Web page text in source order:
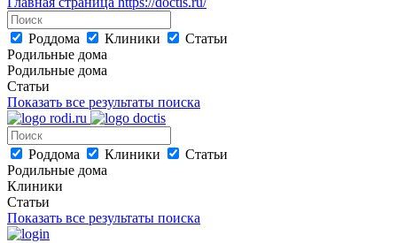
Роддома Клиники
Статьи
Родильные дома
Родильные дома
Статьи
Показать все результаты поиска
Роддома Клиники
Статьи
Родильные дома
Клиники
Статьи
Показать все результаты поиска